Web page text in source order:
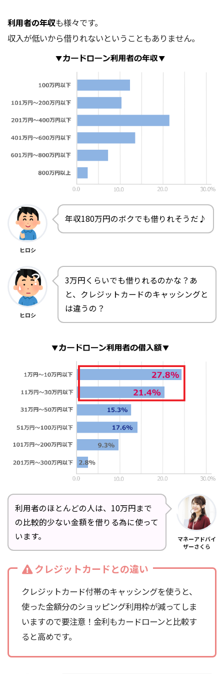
利用者の年収も様々です。
収入が低いから借りれないということもありません。
ヒロシ
年収180万円のボクでも借りれそうだ♪
ヒロシ
3万円くらいでも借りれるのかな？あ
と、クレジットカードのキャッシングと
は違うの？
利用者のほとんどの人は、10万円まで
の比較的少ない金額を借りる為に使って
います。
マネーアドバイ
ザーさくら
クレジットカードとの違い
クレジットカード付帯のキャッシングを使うと、
使った金額分のショッピング利用枠が減ってしま
いますので要注意！金利もカードローンと比較す
ると高めです。